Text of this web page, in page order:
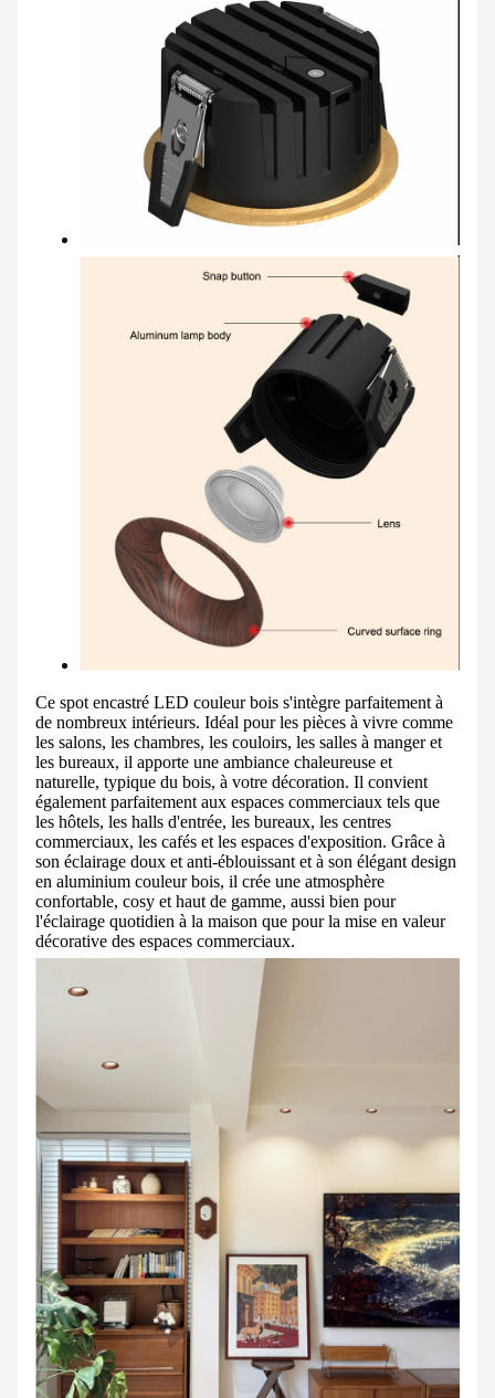
Ce spot encastré LED couleur bois s'intègre parfaitement à
de nombreux intérieurs. Idéal pour les pièces à vivre comme
les salons, les chambres, les couloirs, les salles à manger et
les bureaux, il apporte une ambiance chaleureuse et
naturelle, typique du bois, à votre décoration. Il convient
également parfaitement aux espaces commerciaux tels que
les hôtels, les halls d'entrée, les bureaux, les centres
commerciaux, les cafés et les espaces d'exposition. Grâce à
son éclairage doux et anti-éblouissant et à son élégant design
en aluminium couleur bois, il crée une atmosphère
confortable, cosy et haut de gamme, aussi bien pour
l'éclairage quotidien à la maison que pour la mise en valeur
décorative des espaces commerciaux.